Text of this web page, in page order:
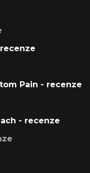
Pain - recenze
- recenze